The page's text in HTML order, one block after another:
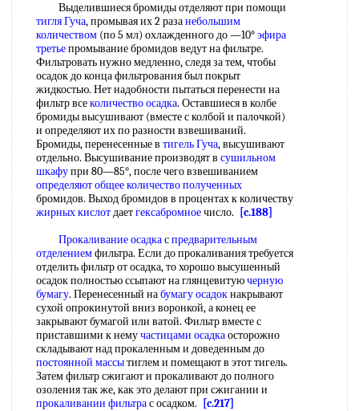
Выделившиеся бромиды отделяют при помощи
тигля Гуча, промывая их 2 разанебольшим
количеством (по 5 мл) охлажденного до —10°эфира
третьепромывание бромидов ведут на фильтре.
Фильтровать нужно медленно, следя за тем, чтобы
осадок до конца фильтрования был покрыт
жидкостью. Нет надобности пытаться перенести на
фильтр всеколичество осадка. Оставшиеся в колбе
бромиды высушивают (вместе с колбой и палочкой)
и определяют их по разности взвешиваний.
Бромиды, перенесенные в тигель Гуча, высушивают
отдельно. Высушивание производят в сушильном
шкафупри 80—85°, после чего взвешиванием
определяют общееколичество полученных
бромидов. Выход бромидов в процентах к количеству
жирных кислотдаетгексабромноечисло.
[c.188]
Прокаливание осадкаспредварительным
отделениемфильтра. Если до прокаливания требуется
отделить фильтр от осадка, то хорошо высушенный
осадок полностью ссыпают на глянцевитуючерную
бумагу. Перенесенный набумагу осадокнакрывают
сухой опрокинутой вниз воронкой, а конец ее
закрывают бумагой или ватой. Фильтр вместе с
приставшими к немучастицами осадкаосторожно
складывают над прокаленным и доведенным до
постоянной массытиглем и помещают в этот тигель.
Затем фильтр сжигают и прокаливают до полного
озоления так же, как это делают при сжигании и
прокаливании фильтрас осадком.
[c.217]